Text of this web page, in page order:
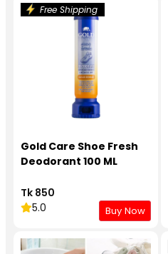
Free Shipping
Gold Care Shoe Fresh
Deodorant 100 ML
Tk 850
5.0
Buy Now